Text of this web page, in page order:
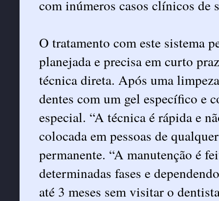
com inúmeros casos clínicos de
O tratamento com este sistema
planejada e precisa em curto
técnica direta. Após uma
dentes com um gel específico e
especial. “A técnica é rápida e
colocada em pessoas de
permanente. “A manutenção é
determinadas fases e
até 3 meses sem visitar o